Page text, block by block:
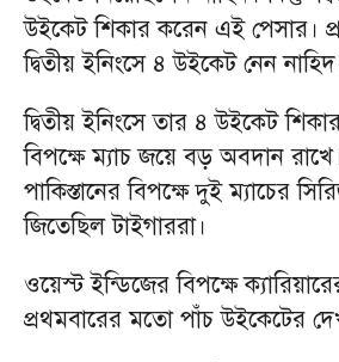
উইকেট শিকার করেন এই পেসার।
দ্বিতীয় ইনিংসে ৪ উইকেট নেন
দ্বিতীয় ইনিংসে তার ৪ উইকেট
বিপক্ষে ম্যাচ জয়ে বড় অবদান
পাকিস্তানের বিপক্ষে দুই ম্যাচের
জিতেছিল টাইগাররা।
ওয়েস্ট ইন্ডিজের বিপক্ষে
প্রথমবারের মতো পাঁচ উইকেটের